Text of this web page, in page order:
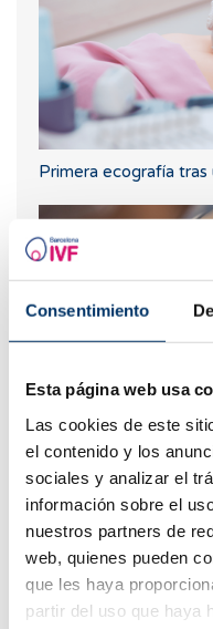
Consentimiento
Esta página web usa
Las cookies de este
el contenido y los
sociales y analizar el
información sobre el
nuestros partners de
web, quienes pueden
que les haya
partir del uso que haya
Primera ecografía tras
Todo sobre la baja
espermatozoides
Los más leídos